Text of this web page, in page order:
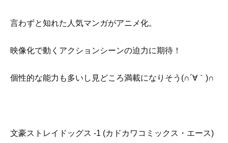
言わずと知れた人気マンガがアニメ化。
映像化で動くアクションシーンの迫力に期待！
個性的な能力も多いし見どころ満載になりそう(∩´∀｀)∩
文豪ストレイドッグス -1 (カドカワコミックス・エース)